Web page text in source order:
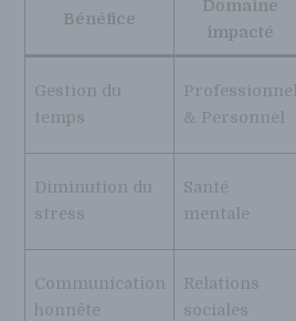
Bénéfice
Domaine
impacté
Gestion du
temps
Professionnel
& Personnel
Diminution du
stress
Santé
mentale
Communication
honnête
Relations
sociales